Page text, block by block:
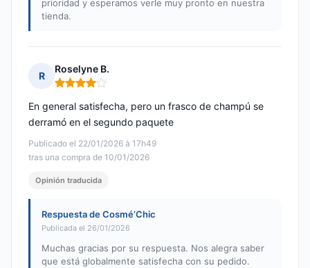
prioridad y esperamos verle muy pronto en nuestra
tienda.
R
Roselyne B.
Nota: 4 de 5
Publicado el 22/01/2026 à 17h49
tras una compra de 10/01/2026
En general satisfecha, pero un frasco de champú se
derramó en el segundo paquete
Opinión traducida
Respuesta de Cosmé’Chic
Publicada el 26/01/2026
Muchas gracias por su respuesta. Nos alegra saber
que está globalmente satisfecha con su pedido.